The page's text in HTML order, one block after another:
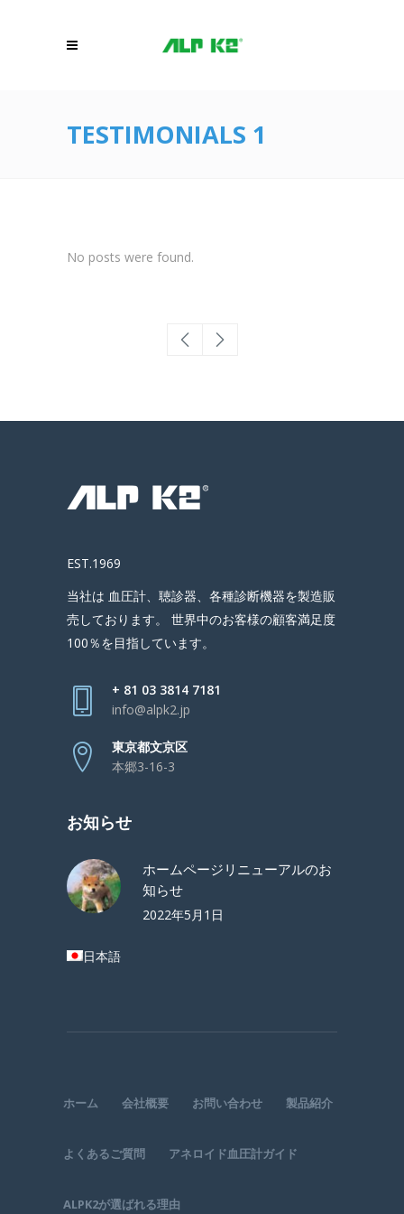
TESTIMONIALS 1
No posts were found.
EST.1969
当社は 血圧計、聴診器、各種診断機器を製造販
売しております。 世界中のお客様の顧客満足度
100％を目指しています。
+ 81 03 3814 7181
info@alpk2.jp
東京都文京区
本郷3-16-3
お知らせ
ホームページリニューアルのお
知らせ
2022年5月1日
日本語
ホーム 会社概要 お問い合わせ 製品紹介
よくあるご質問 アネロイド血圧計ガイド
ALPK2が選ばれる理由